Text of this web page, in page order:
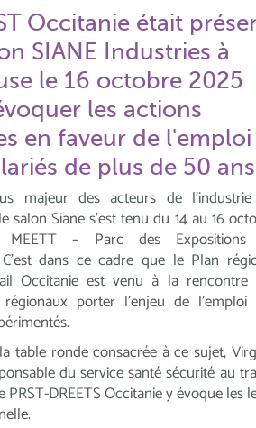
Occitanie était
SIANE Industries à
le 16 octobre 2025
les actions
en faveur de l'emploi
de plus de 50 ans
majeur des acteurs de
salon Sianes'est tenu du 14 au 16
MEETT – Parc des
C'est dans ce cadre que le Plan
Occitanie est venu à la rencontre
régionaux porter l'enjeu de l'emploi
table ronde consacrée à ce sujet,
du servicesanté sécurité au
PRST-DREETS Occitanie y évoque